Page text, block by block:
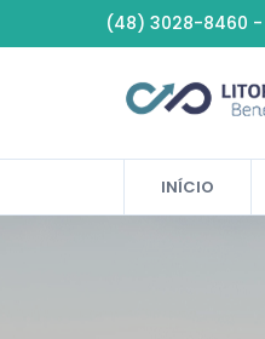
(48) 3028-8460 -
INÍCIO